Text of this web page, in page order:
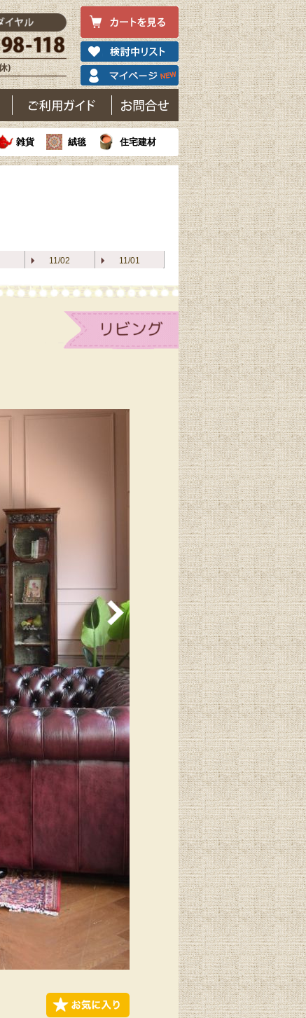
雑貨 絨毯 住宅建材
11/02 11/01